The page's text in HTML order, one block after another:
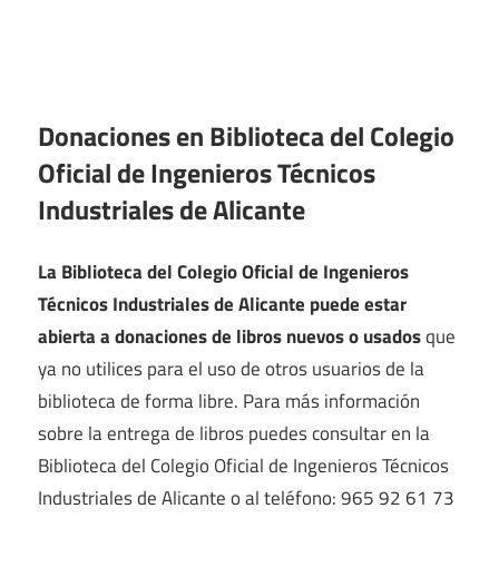
Donaciones en Biblioteca del Colegio
Oficial de Ingenieros Técnicos
Industriales de Alicante
La Biblioteca del Colegio Oficial de Ingenieros
Técnicos Industriales de Alicante puede estar
abierta a donaciones de libros nuevos o usadosque
ya no utilices para el uso de otros usuarios de la
biblioteca de forma libre. Para más información
sobre la entrega de libros puedes consultar en la
Biblioteca del Colegio Oficial de Ingenieros Técnicos
Industriales de Alicante o al teléfono: 965 92 61 73